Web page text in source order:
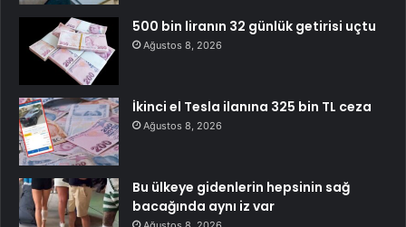
500 bin liranın 32 günlük getirisi uçtu
Ağustos 8, 2026
İkinci el Tesla ilanına 325 bin TL ceza
Ağustos 8, 2026
Bu ülkeye gidenlerin hepsinin sağ
bacağında aynı iz var